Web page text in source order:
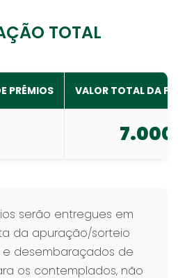
TOTAL
PRÊMIOS VALOR TOTAL DA
serão entregues em
da apuração/sorteio
e desembaraçados de
os contemplados, não